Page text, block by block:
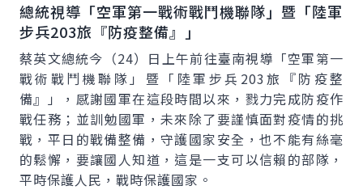
總統視導「空軍第一戰術戰鬥機聯隊」暨「陸軍
步兵203旅『防疫整備』」
蔡英文總統今（24）日上午前往臺南視導「空軍第一
戰術戰鬥機聯隊」暨「陸軍步兵203旅『防疫整
備』」，感謝國軍在這段時間以來，戮力完成防疫作
戰任務；並訓勉國軍，未來除了要謹慎面對疫情的挑
戰，平日的戰備整備，守護國家安全，也不能有絲毫
的鬆懈，要讓國人知道，這是一支可以信賴的部隊，
平時保護人民，戰時保護國家。